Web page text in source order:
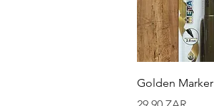
Golden Marker
Prix